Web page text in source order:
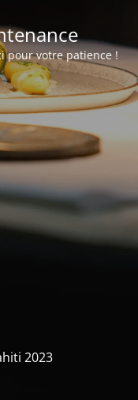
pour votre patience !
2023